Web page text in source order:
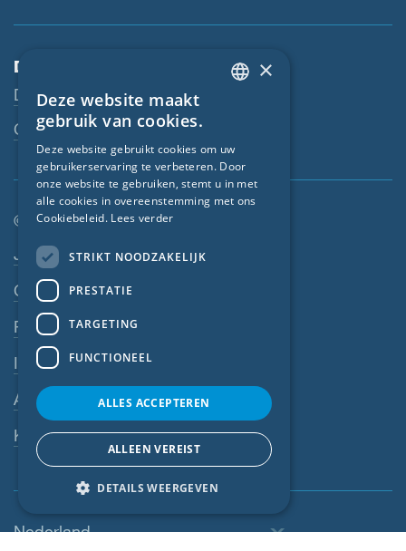
Dienstverlening
Downloads
Contactpersoon
© SIGA 2026
Footer-navigatie
Jobs
Contact
Privacyverklaring
Impressum
AV
Klokkenluiderssysteem
Nederland
FRENCH
CZECH
NORWEGIAN
×
Deze website maakt
gebruik van cookies.
Deze website gebruikt cookies om uw
gebruikerservaring te verbeteren. Door
onze website te gebruiken, stemt u in met
alle cookies in overeenstemming met ons
Cookiebeleid. Lees verder
STRIKT NOODZAKELIJK
PRESTATIE
TARGETING
FUNCTIONEEL
ALLES ACCEPTEREN
ALLEEN VEREIST
DETAILS WEERGEVEN